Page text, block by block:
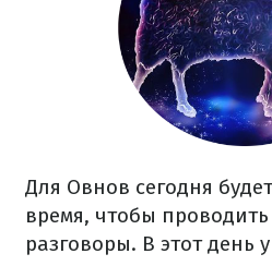
Для Овнов сегодня
время, чтобы
разговоры. В этот день